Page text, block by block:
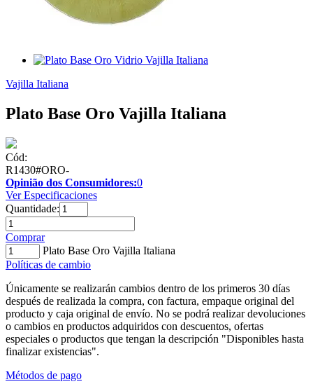
Vajilla Italiana
Plato Base Oro Vajilla Italiana
Cód:
R1430#ORO-
Opinião dos Consumidores:0
Ver Especificaciones
Quantidade:
Comprar
Plato Base Oro Vajilla Italiana
Políticas de cambio
Únicamente se realizarán cambios dentro de los primeros 30 días
después de realizada la compra, con factura, empaque original del
producto y caja original de envío. No se podrá realizar devoluciones
o cambios en productos adquiridos con descuentos, ofertas
especiales o productos que tengan la descripción "Disponibles hasta
finalizar existencias".
Métodos de pago